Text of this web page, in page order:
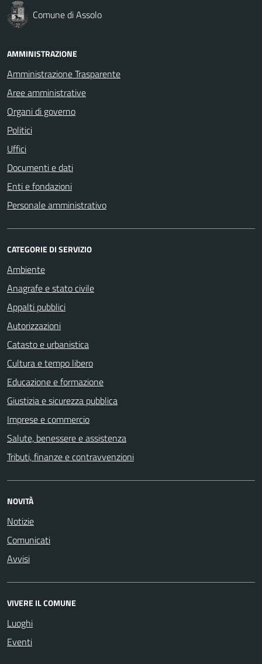
Comune di Assolo
AMMINISTRAZIONE
Amministrazione Trasparente
Aree amministrative
Organi di governo
Politici
Uffici
Documenti e dati
Enti e fondazioni
Personale amministrativo
CATEGORIE DI SERVIZIO
Ambiente
Anagrafe e stato civile
Appalti pubblici
Autorizzazioni
Catasto e urbanistica
Cultura e tempo libero
Educazione e formazione
Giustizia e sicurezza pubblica
Imprese e commercio
Salute, benessere e assistenza
Tributi, finanze e contravvenzioni
NOVITÀ
Notizie
Comunicati
Avvisi
VIVERE IL COMUNE
Luoghi
Eventi